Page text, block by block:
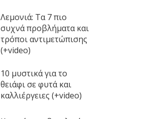
Λεμονιά: Τα 7 πιο
συχνά προβλήματα και
τρόποι αντιμετώπισης
(+video)
10 μυστικά για το
θειάφι σε φυτά και
καλλιέργειες (+video)